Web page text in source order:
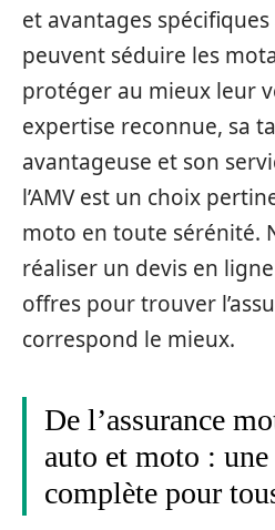
et avantages
peuvent séduire les
protéger au mieux leur
expertise reconnue, sa
avantageuse et son
l’AMV est un choix
moto en toute sérénité.
réaliser un devis en
offres pour trouver
correspond le mieux.
De l’assurance
auto et moto :
complète pour